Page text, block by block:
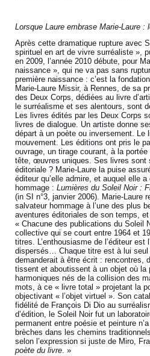
Lorsque Laure embrase Marie-Laure :
Après cette dramatique rupture avec
spirituel en art de vivre surréaliste »,
en 2009, l’année 2010 débute, pour
naissance », qui ne va pas sans
première naissance : c’est la
Marie-Laure Missir, à Rennes, de sa
des Deux Corps, dédiées au livre
le surréalisme et ses alentours, sont
Les livres édités par les Deux Corps
livres de dialogue. Un artiste donne
départ à un poète ou inversement. Le
mouvement. Les éditions ont pris le
ouvrage, un tirage courant, à la
tête, œuvres uniques. Ses livres sont
éditoriale ? Marie-Laure la puise
éditeur qu’elle admire, et auquel elle
hommage :Lumières du Soleil Noir :
(in SI n°3, janvier 2006). Marie-Laure
salvateur hommage à l’une des plus
aventures éditoriales de son temps,
« Chacune des publications du Soleil
collective qui se court entre 1964 et
titres. L’enthousiasme de l’éditeur est
dispersés… Chaque titre est à lui seul
demanderait à être écrit : rencontres,
tissent et aboutissent à un objet où la
harmoniques nés de la collision des
mots, à ce « livre total » projetant la
objectivant « l’objet virtuel ». Son
fidélité de François Di Dio au
d’édition, le Soleil Noir fut un
permanent entre poésie et peinture
brèches dans les chemins
selon l’expression si juste de Miro,
poète du livre. »